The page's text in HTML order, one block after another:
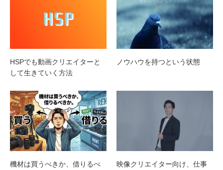
HSPでも動画クリエイターと
して生きていく方法
ノウハウを持つという状態
機材は買うべきか、借りるべ
映像クリエイター向け、仕事